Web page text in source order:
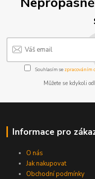
Souhlasím se zpracováním
Můžete se kdykoli
Informace pro
O nás
Jak nakupovat
Obchodní podmínky